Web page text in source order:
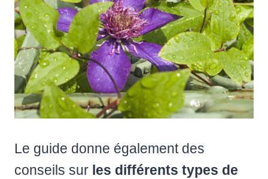
Le guide donne également des
conseils sur les différents types de